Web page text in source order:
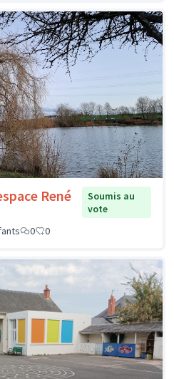
René
Soumis au
vote
0 0